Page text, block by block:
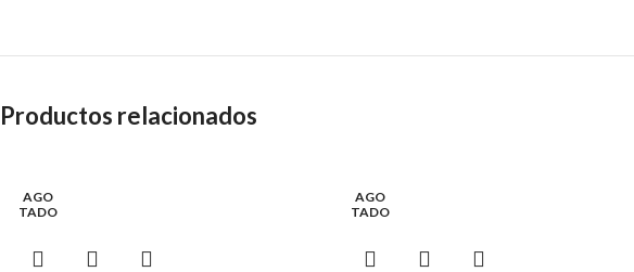
Productos relacionados
AGO
TADO
AGO
TADO